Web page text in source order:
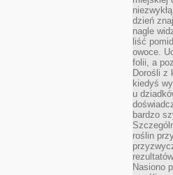
dzień
nagle
liść
owoce.
folii, a
Dorośli z
kiedyś
u
bardzo
roślin
Nasiono